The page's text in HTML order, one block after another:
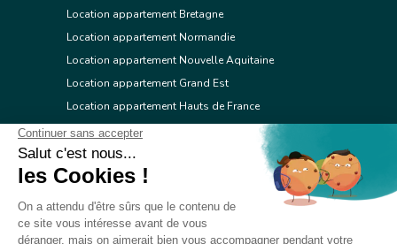
Location appartement Bretagne
Location appartement Normandie
Location appartement Nouvelle Aquitaine
Location appartement Grand Est
Location appartement Hauts de France
Location appartement Ile de France
Location appartement Centre Val de Loire
Location appartement Occitanie
Location appartement Provence Alpes Côte d'Azur